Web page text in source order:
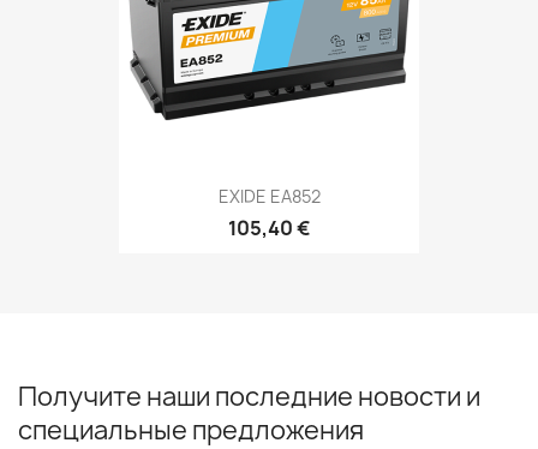
EXIDE EA852
105,40 €
Получите наши последние новости и
специальные предложения